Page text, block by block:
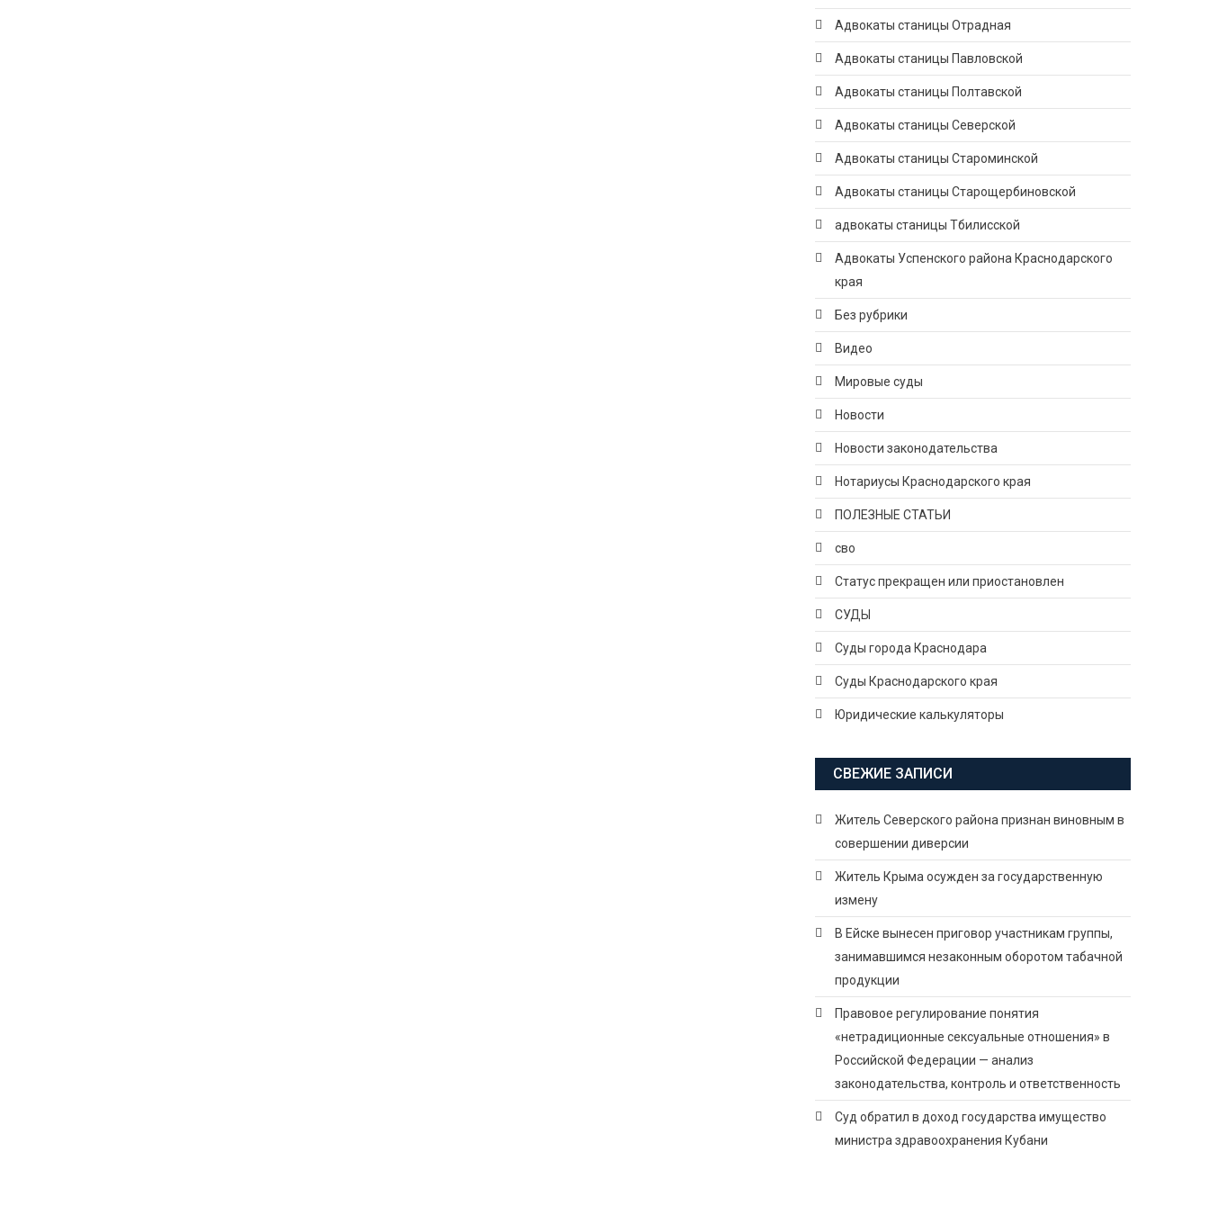
Адвокаты станицы Отрадная
Адвокаты станицы Павловской
Адвокаты станицы Полтавской
Адвокаты станицы Северской
Адвокаты станицы Староминской
Адвокаты станицы Старощербиновской
адвокаты станицы Тбилисской
Адвокаты Успенского района Краснодарского
края
Без рубрики
Видео
Мировые суды
Новости
Новости законодательства
Нотариусы Краснодарского края
ПОЛЕЗНЫЕ СТАТЬИ
сво
Статус прекращен или приостановлен
СУДЫ
Суды города Краснодара
Суды Краснодарского края
Юридические калькуляторы
СВЕЖИЕ ЗАПИСИ
Житель Северского района признан виновным в
совершении диверсии
Житель Крыма осужден за государственную
измену
В Ейске вынесен приговор участникам группы,
занимавшимся незаконным оборотом табачной
продукции
Правовое регулирование понятия
«нетрадиционные сексуальные отношения» в
Российской Федерации — анализ
законодательства, контроль и ответственность
Суд обратил в доход государства имущество
министра здравоохранения Кубани